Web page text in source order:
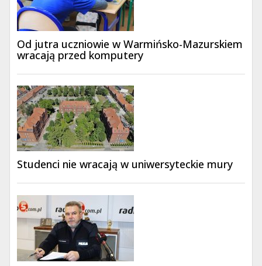
Od jutra uczniowie w Warmińsko-Mazurskiem
wracają przed komputery
Studenci nie wracają w uniwersyteckie mury